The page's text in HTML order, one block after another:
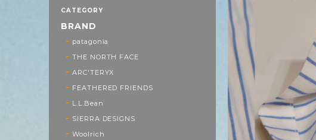
CATEGORY
BRAND
patagonia
THE NORTH FACE
ARC'TERYX
FEATHERED FRIENDS
L.L.Bean
SIERRA DESIGNS
Woolrich